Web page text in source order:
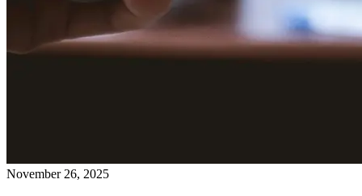
November 26, 2025